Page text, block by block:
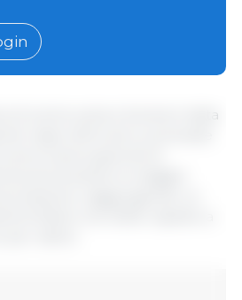
e del peso della carcassa,
al rialzo della produzione di
di carne suina e bovina è stata
negli ultimi anni, si prevede
durante la maggior
raggiungendo un
di libbre nel 2029, rispetto a
vitello.